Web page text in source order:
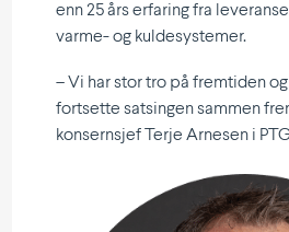
enn 25 års erfaring fra
varme- og kuldesystemer.
– Vi har stor tro på fremtiden
fortsette satsingen sammen
konsernsjef Terje Arnesen i